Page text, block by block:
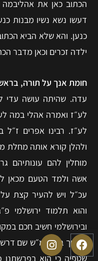
הכתוב כאן את
דעשו נשא נשיו מבנות
כנען. והא שלא הביא
ילדה זכרים וכאן מדבר
חומת אנך על תורה,
עדה. שהיתה עושה עדי
לע״ז ואמרה אהלי במה
לע״ז. רבינו אפרים ז״ל
ולהלן קורא אותה מחלת
מוחלין להם עונותיהם
אשה ולמד הטעם מכאן
עכ״ל ויש להעיר קצת
והוא תלמוד ירושלמי
ובירושלמי חשיב חכם
האריך בזה. ומ״ש שם
שטפיה כי הוא בפרשתנו